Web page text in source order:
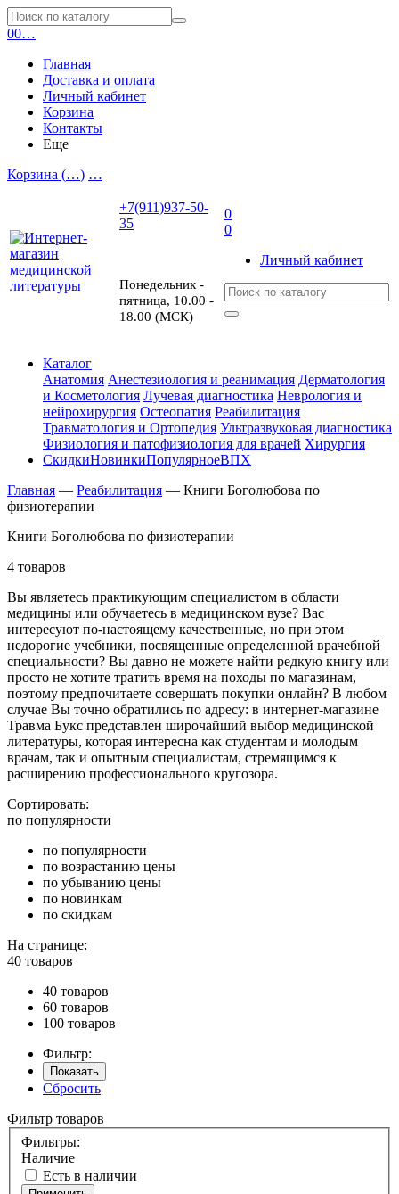
00…
Главная
Доставка и оплата
Личный кабинет
Корзина
Контакты
Еще
Корзина (…) …
+7(911)937-50-
35
Понедельник -
пятница, 10.00 -
18.00 (МСК)
0
0
Личный кабинет
Каталог
Анатомия Анестезиология и реанимация Дерматология
и Косметология Лучевая диагностика Неврология и
нейрохирургия Остеопатия Реабилитация
Травматология и Ортопедия Ультразвуковая диагностика
Физиология и патофизиология для врачей Хирургия
СкидкиНовинкиПопулярноеВПХ
Главная — Реабилитация — Книги Боголюбова по
физиотерапии
Книги Боголюбова по физиотерапии
4 товаров
Вы являетесь практикующим специалистом в области
медицины или обучаетесь в медицинском вузе? Вас
интересуют по-настоящему качественные, но при этом
недорогие учебники, посвященные определенной врачебной
специальности? Вы давно не можете найти редкую книгу или
просто не хотите тратить время на походы по магазинам,
поэтому предпочитаете совершать покупки онлайн? В любом
случае Вы точно обратились по адресу: в интернет-магазине
Травма Букс представлен широчайший выбор медицинской
литературы, которая интересна как студентам и молодым
врачам, так и опытным специалистам, стремящимся к
расширению профессионального кругозора.
Сортировать:
по популярности
по популярности
по возрастанию цены
по убыванию цены
по новинкам
по скидкам
На странице:
40 товаров
40 товаров
60 товаров
100 товаров
Фильтр:
Показать
Сбросить
Фильтр товаров
Фильтры:
Наличие
Есть в наличии